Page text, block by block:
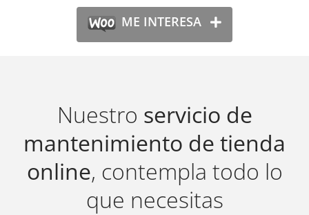
ME INTERESA
Nuestro servicio de
mantenimiento de tienda
online, contempla todo lo
que necesitas